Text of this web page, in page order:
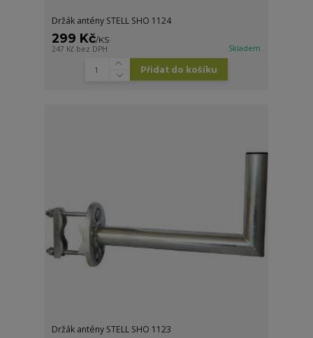
Držák antény STELL SHO 1124
299 Kč/KS
247 Kč bez DPH Skladem
Přidat do košíku
Držák antény STELL SHO 1123